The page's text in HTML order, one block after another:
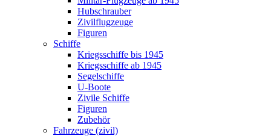
Hubschrauber
Zivilflugzeuge
Figuren
Schiffe
Kriegsschiffe bis 1945
Kriegsschiffe ab 1945
Segelschiffe
U-Boote
Zivile Schiffe
Figuren
Zubehör
Fahrzeuge (zivil)